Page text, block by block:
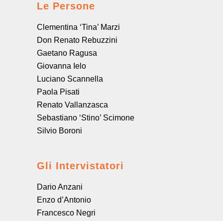
Le Persone
Clementina ‘Tina’ Marzi
Don Renato Rebuzzini
Gaetano Ragusa
Giovanna Ielo
Luciano Scannella
Paola Pisati
Renato Vallanzasca
Sebastiano ‘Stino’ Scimone
Silvio Boroni
Gli Intervistatori
Dario Anzani
Enzo d’Antonio
Francesco Negri